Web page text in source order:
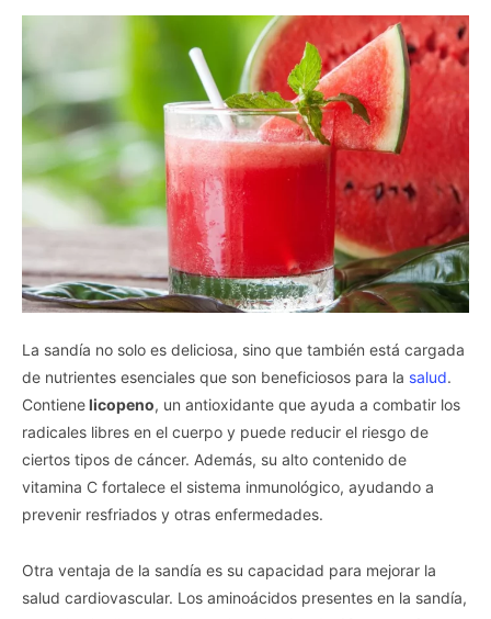
La sandía no solo es deliciosa, sino que también está cargada
de nutrientes esenciales que son beneficiosos para la salud.
Contienelicopeno, un antioxidante que ayuda a combatir los
radicales libres en el cuerpo y puede reducir el riesgo de
ciertos tipos de cáncer. Además, su alto contenido de
vitamina C fortalece el sistema inmunológico, ayudando a
prevenir resfriados y otras enfermedades.
Otra ventaja de la sandía es su capacidad para mejorar la
salud cardiovascular. Los aminoácidos presentes en la sandía,